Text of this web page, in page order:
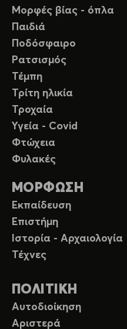
Μορφές βίας - όπλα
Παιδιά
Ποδόσφαιρο
Ρατσισμός
Τέμπη
Τρίτη ηλικία
Τροχαία
Υγεία - Covid
Φτώχεια
Φυλακές
ΜΟΡΦΩΣΗ
Εκπαίδευση
Επιστήμη
Ιστορία - Αρχαιολογία
Τέχνες
ΠΟΛΙΤΙΚΗ
Αυτοδιοίκηση
Αριστερά